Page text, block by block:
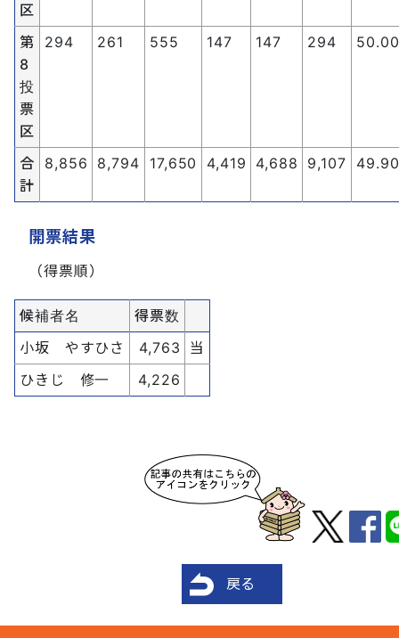
区
第
8
投
票
区
294 261 555 147 147 294 50.00
合
計
8,856 8,794 17,650 4,419 4,688 9,107 49.90
開票結果
（得票順）
候補者名
得票数
小坂 やすひさ
4,763
当
ひきじ 修一
4,226
戻る